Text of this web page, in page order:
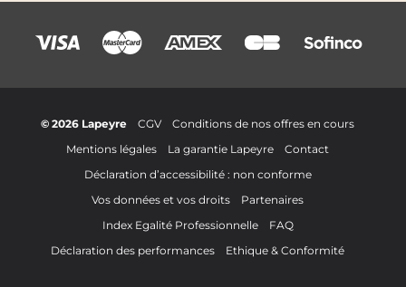
© 2026 Lapeyre CGV
Conditions de nos offres en cours
Mentions légales
La garantie Lapeyre
Contact
Déclaration d’accessibilité : non conforme
Vos données et vos droits
Partenaires
Index Egalité Professionnelle
FAQ
Déclaration des performances
Ethique & Conformité